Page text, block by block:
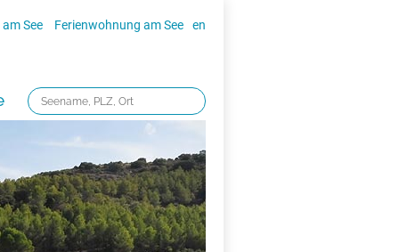
See Ferienwohnung am See en